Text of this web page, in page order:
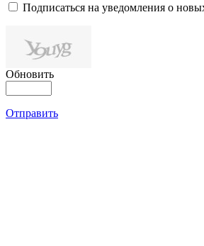
Подписаться на уведомления о
Обновить
Отправить